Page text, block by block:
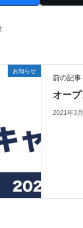
お知らせ
前の記事
オー
2021年3